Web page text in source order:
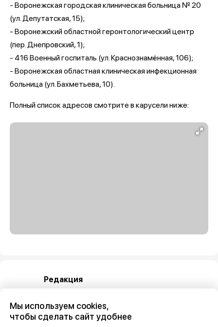
- Воронежская городская клиническая больница № 20
(ул. Депутатская, 15);
- Воронежский областной геронтологический центр
(пер. Днепровский, 1);
- 416 Военный госпиталь (ул. Краснознамённая, 106);
- Воронежская областная клиническая инфекционная
больница (ул. Бахметьева, 10).
Полный список адресов смотрите в карусели ниже:
Редакция
Мы используем cookies,
чтобы сделать сайт удобнее